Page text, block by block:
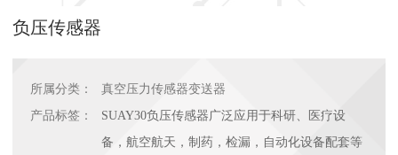
负压传感器
所属分类：
真空压力传感器变送器
产品标签：
SUAY30负压传感器广泛应用于科研、医疗设
备，航空航天，制药，检漏，自动化设备配套等